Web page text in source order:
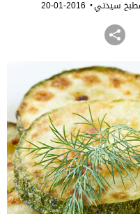
سيدتي 2016-01-20